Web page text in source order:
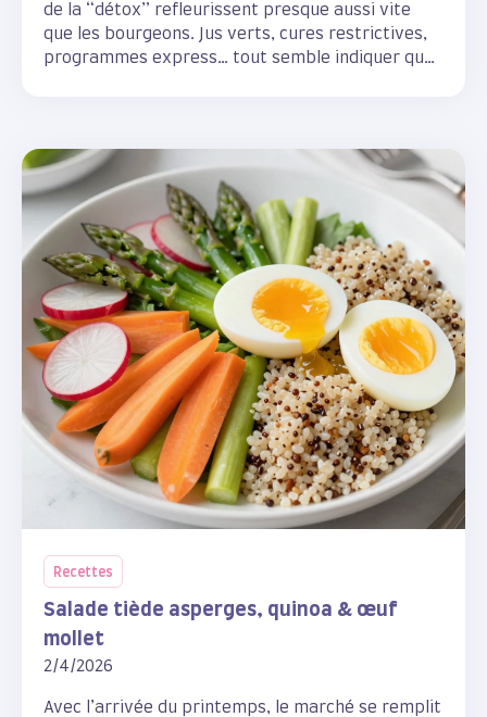
de la “détox” refleurissent presque aussi vite
que les bourgeons. Jus verts, cures restrictives,
programmes express… tout semble indiquer que
Recettes
Salade tiède asperges, quinoa & œuf
mollet
2/4/2026
Avec l’arrivée du printemps, le marché se remplit